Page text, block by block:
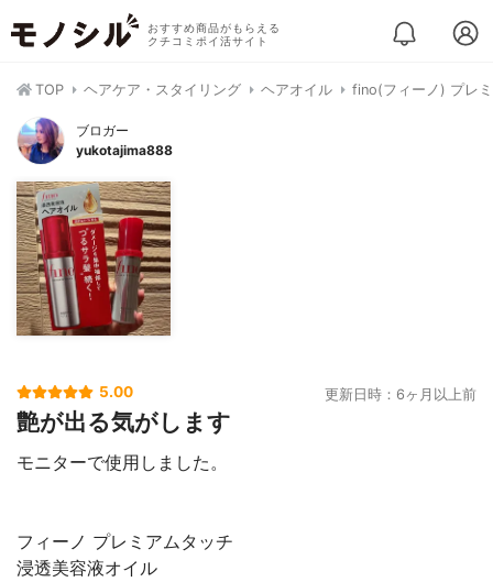
おすすめ商品がもらえる
クチコミポイ活サイト
TOP ヘアケア・スタイリング ヘアオイル fino(フィーノ) プレ
ブロガー
yukotajima888
5.00 更新日時：6ヶ月以上前
艶が出る気がします
モニターで使用しました。
フィーノ プレミアムタッチ
浸透美容液オイル